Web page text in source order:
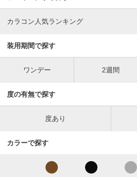
カラコン人気ランキング
装用期間で探す
ワンデー 2週間
度の有無で探す
度あり
カラーで探す